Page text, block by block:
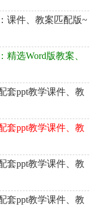
课件、教案匹配版~
精选Word版教案、
套ppt教学课件、教
套ppt教学课件、教
套ppt教学课件、教
套ppt教学课件、教